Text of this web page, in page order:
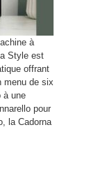
à
Style est
offrant
menu de six
à une
pour
la Cadorna